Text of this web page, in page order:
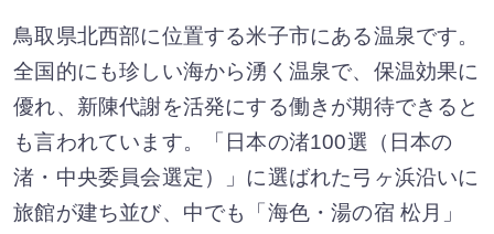
鳥取県北西部に位置する米子市にある温泉です。
全国的にも珍しい海から湧く温泉で、保温効果に
優れ、新陳代謝を活発にする働きが期待できると
も言われています。「日本の渚100選（日本の
渚・中央委員会選定）」に選ばれた弓ヶ浜沿いに
旅館が建ち並び、中でも「海色・湯の宿 松月」